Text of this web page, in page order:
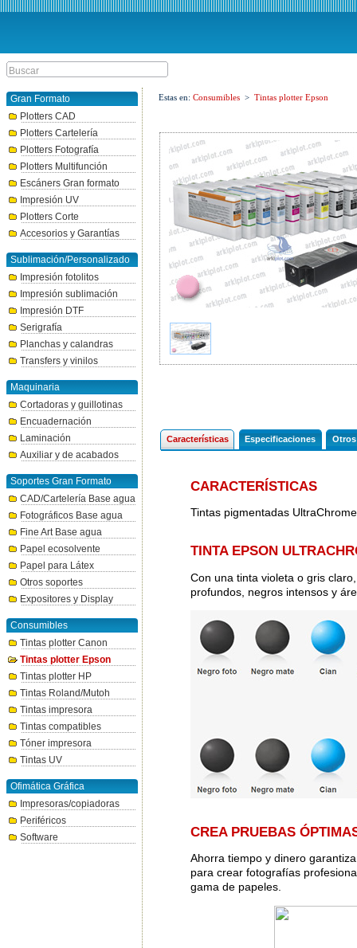
Gran Formato
Plotters CAD
Plotters Cartelería
Plotters Fotografía
Plotters Multifunción
Escáners Gran formato
Impresión UV
Plotters Corte
Accesorios y Garantías
Sublimación/Personalizado
Impresión fotolitos
Impresión sublimación
Impresión DTF
Serigrafía
Planchas y calandras
Transfers y vinilos
Maquinaria
Cortadoras y guillotinas
Encuadernación
Laminación
Auxiliar y de acabados
Soportes Gran Formato
CAD/Cartelería Base agua
Fotográficos Base agua
Fine Art Base agua
Papel ecosolvente
Papel para Látex
Otros soportes
Expositores y Display
Consumibles
Tintas plotter Canon
Tintas plotter Epson
Tintas plotter HP
Tintas Roland/Mutoh
Tintas impresora
Tintas compatibles
Tóner impresora
Tintas UV
Ofimática Gráfica
Impresoras/copiadoras
Periféricos
Software
Estas en: Consumibles > Tintas plotter Epson
Características Especificaciones
CARACTERÍSTICAS
Tintas pigmentadas
TINTA EPSON
Con una tinta violeta o gris
profundos, negros intensos y
CREA PRUEBAS
Ahorra tiempo y dinero
para crear fotografías
gama de papeles.